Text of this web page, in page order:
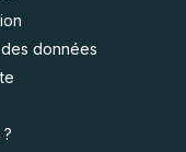
données